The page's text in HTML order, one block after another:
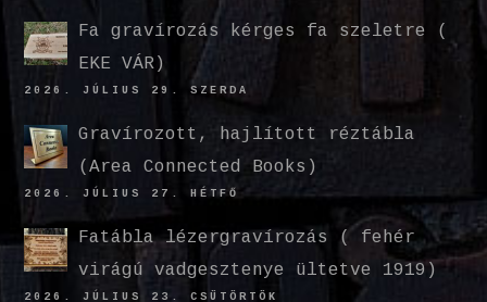
Fa gravírozás kérges fa szeletre (
EKE VÁR)
2026. JÚLIUS 29. SZERDA
Gravírozott, hajlított réztábla
(Area Connected Books)
2026. JÚLIUS 27. HÉTFŐ
Fatábla lézergravírozás ( fehér
virágú vadgesztenye ültetve 1919)
2026. JÚLIUS 23. CSÜTÖRTÖK